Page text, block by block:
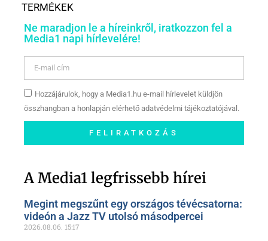
TERMÉKEK
Ne maradjon le a híreinkről, iratkozzon fel a
Media1 napi hírlevelére!
Hozzájárulok, hogy a Media1.hu e-mail hírlevelet küldjön
összhangban a honlapján elérhető adatvédelmi tájékoztatójával.
FELIRATKOZÁS
oldalunkon!
A Media1 legfrissebb hírei
Megint megszűnt egy országos tévécsatorna:
videón a Jazz TV utolsó másodpercei
2026.08.06. 15:17